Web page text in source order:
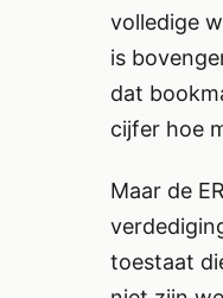
volledige
is
dat
cijfer hoe
Maar de
toestaat